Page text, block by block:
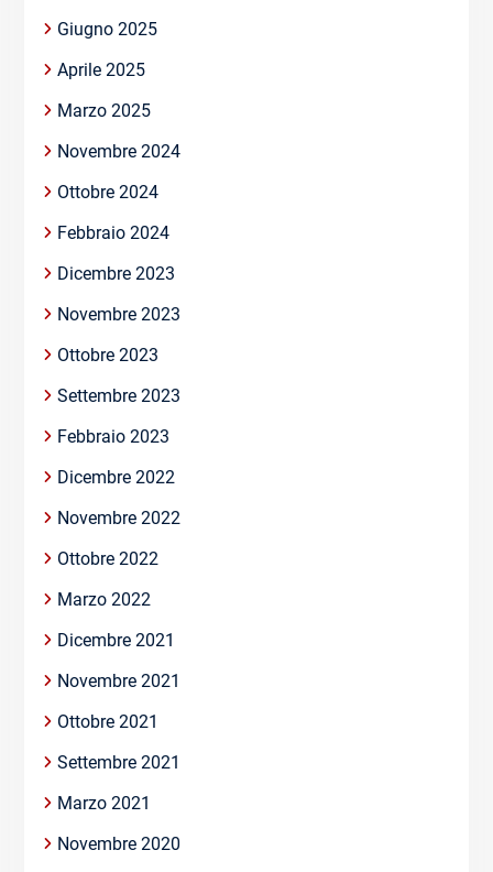
Giugno 2025
Aprile 2025
Marzo 2025
Novembre 2024
Ottobre 2024
Febbraio 2024
Dicembre 2023
Novembre 2023
Ottobre 2023
Settembre 2023
Febbraio 2023
Dicembre 2022
Novembre 2022
Ottobre 2022
Marzo 2022
Dicembre 2021
Novembre 2021
Ottobre 2021
Settembre 2021
Marzo 2021
Novembre 2020